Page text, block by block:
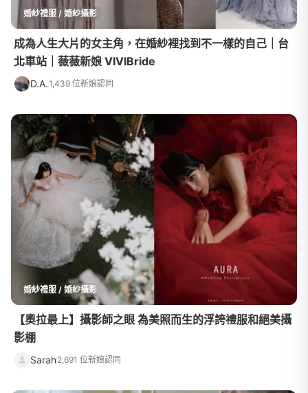
婚紗禮服 / 婚紗攝影
成為人生大片的女主角，在婚紗裡找到不一樣的自己｜台
北車站｜薇薇新娘 VIVIBride
D.A.1,439 位新娘認同
婚紗禮服 / 婚紗攝影
【奧拉最上】攝影師之眼 為美照而生的浮誇禮服和絕美攝
影棚
Sarah2,691 位新娘認同